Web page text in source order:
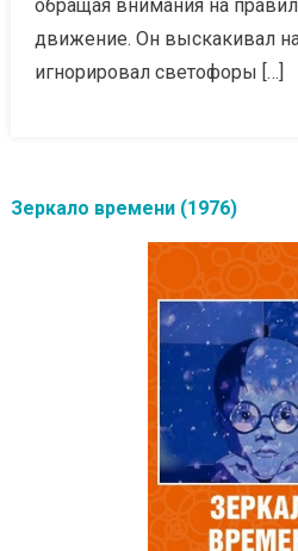
обращая внимания на
движение. Он выскакивал
игнорировал светофоры […]
Зеркало времени (1976)